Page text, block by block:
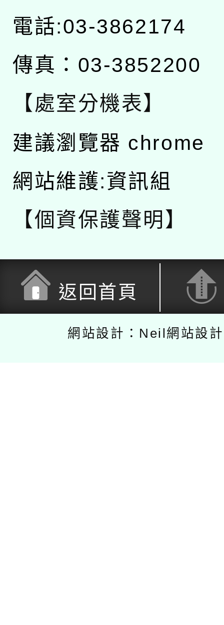
電話:03-3862174
傳真：03-3852200
【處室分機表】
建議瀏覽器 chrome
網站維護:資訊組
【個資保護聲明】
返回首頁
網站設計：Neil網站設